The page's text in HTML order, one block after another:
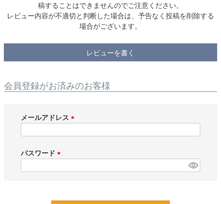
稿することはできませんのでご注意ください。
レビュー内容が不適切と判断した場合は、予告なく投稿を削除する
場合がございます。
レビューを書く
会員登録がお済みのお客様
メールアドレス
)
パスワード